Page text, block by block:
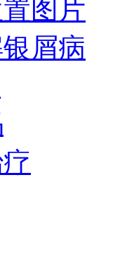
图片
屑病